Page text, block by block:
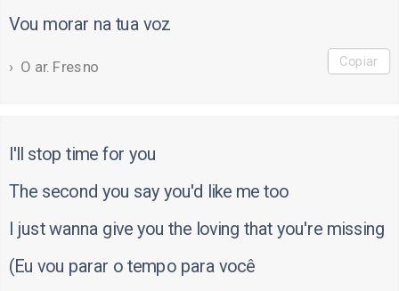
Vou morar na tua voz
O ar. Fresno Copiar
I'll stop time for you
The second you say you'd like me too
I just wanna give you the loving that you're missing
(Eu vou parar o tempo para você